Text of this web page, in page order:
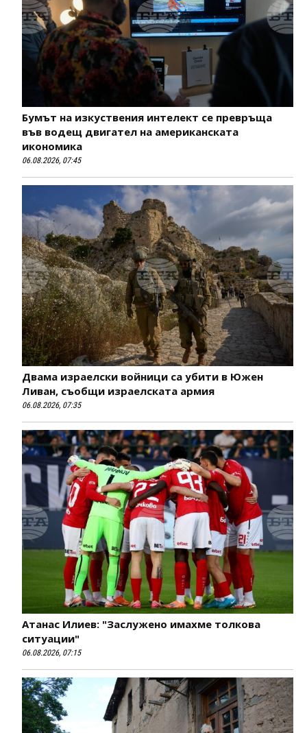
Бумът на изкуствения интелект се превръща
във водещ двигател на американската
икономика
06.08.2026, 07:45
Двама израелски войници са убити в Южен
Ливан, съобщи израелската армия
06.08.2026, 07:35
Атанас Илиев: "Заслужено имахме толкова
ситуации"
06.08.2026, 07:15